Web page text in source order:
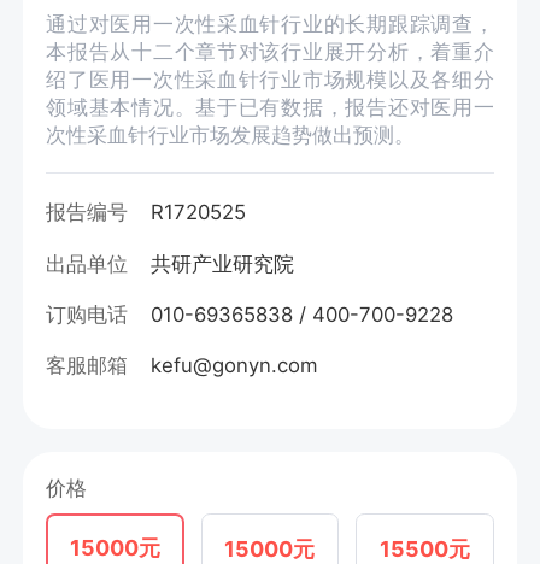
通过对医用一次性采血针行业的长期跟踪调查，
本报告从十二个章节对该行业展开分析，着重介
绍了医用一次性采血针行业市场规模以及各细分
领域基本情况。基于已有数据，报告还对医用一
次性采血针行业市场发展趋势做出预测。
报告编号 R1720525
出品单位 共研产业研究院
订购电话 010-69365838 / 400-700-9228
客服邮箱 kefu@gonyn.com
价格
15000元 15000元 15500元